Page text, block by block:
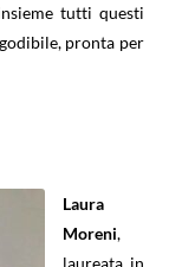
tutti questi
pronta per
Laura
Moreni,